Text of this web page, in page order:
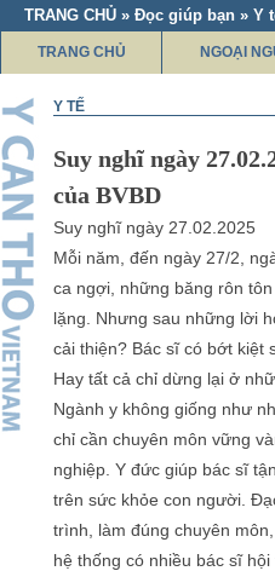
TRANG CHỦ » Đọc giúp bạn » Y
TRANG CHỦ NGOẠI
Y TẾ
Suy nghĩ ngày
của BVBD
Suy nghĩ ngày 27.02.2025
Mỗi năm, đến ngày 27/2,
ca ngợi, những băng rôn
lặng. Nhưng sau những lời
cải thiện? Bác sĩ có bớt kiệt
Hay tất cả chỉ dừng lại ở
Ngành y không giống như
chỉ cần chuyên môn vững
nghiệp. Y đức giúp bác sĩ
trên sức khỏe con người.
trình, làm đúng chuyên
hệ thống có nhiều bác sĩ